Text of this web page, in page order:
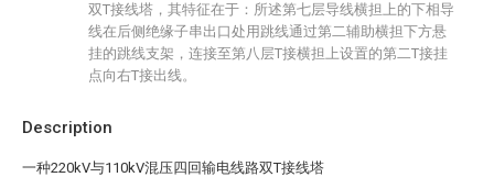
Description
一种220kV与110kV混压四回输电线路双T接线塔
双T接线塔，其特征在于：所述第七层导线横担上的下相导
线在后侧绝缘子串出口处用跳线通过第二辅助横担下方悬
挂的跳线支架，连接至第八层T接横担上设置的第二T接挂
点向右T接出线。